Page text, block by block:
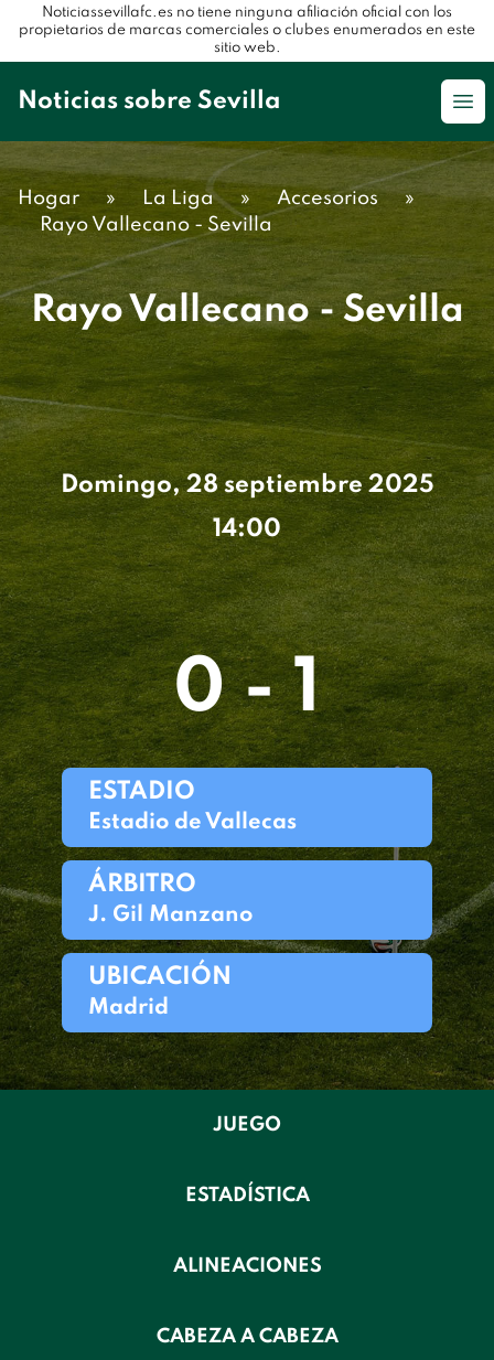
Noticiassevillafc.es no tiene ninguna afiliación oficial con los
propietarios de marcas comerciales o clubes enumerados en este
sitio web.
Noticias sobre Sevilla
Hogar » La Liga » Accesorios
»
Rayo Vallecano - Sevilla
Rayo Vallecano - Sevilla
Domingo, 28 septiembre 2025
14:00
0 - 1
ESTADIO
Estadio de Vallecas
ÁRBITRO
J. Gil Manzano
UBICACIÓN
Madrid
JUEGO
ESTADÍSTICA
ALINEACIONES
CABEZA A CABEZA